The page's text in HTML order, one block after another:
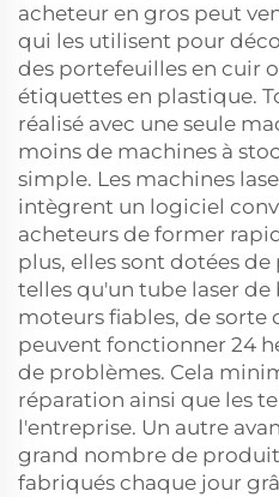
acheteur en gros peut
qui les utilisent pour
des portefeuilles en cuir
étiquettes en plastique.
réalisé avec une seule
moins de machines à
simple. Les machines
intègrent un logiciel
acheteurs de former
plus, elles sont dotées de
telles qu'un tube laser
moteurs fiables, de sorte
peuvent fonctionner 24
de problèmes. Cela
réparation ainsi que les
l'entreprise. Un autre
grand nombre de
fabriqués chaque jour